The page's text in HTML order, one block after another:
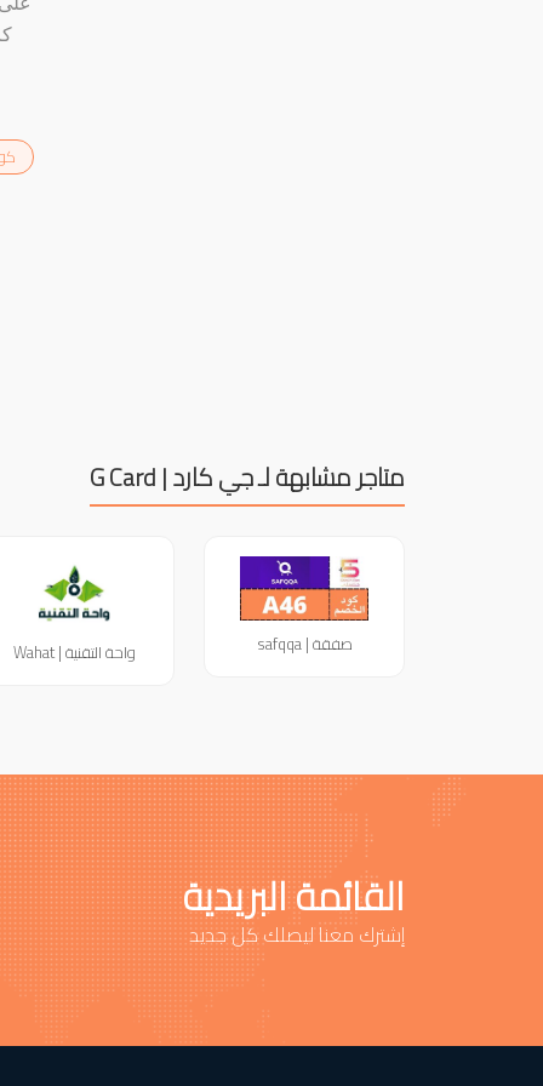
متاجر مشابهة لـ جي كارد | G Card
صفقة | safqqa واحة التقنية | Wahat
القائمة البريدية
إشترك معنا ليصلك كل جديد